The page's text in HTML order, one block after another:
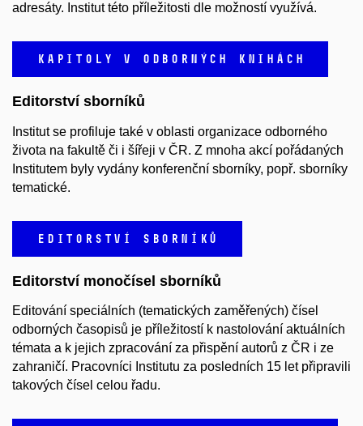
adresáty. Institut této příležitosti dle možností využívá.
KAPITOLY V ODBORNÝCH KNIHÁCH
Editorství sborníků
Institut se profiluje také v oblasti organizace odborného
života na fakultě či i šířeji v ČR. Z mnoha akcí pořádaných
Institutem byly vydány konferenční sborníky, popř. sborníky
tematické.
EDITORSTVÍ SBORNÍKŮ
Editorství monočísel sborníků
Editování speciálních (tematických zaměřených) čísel
odborných časopisů je příležitostí k nastolování aktuálních
témata a k jejich zpracování za přispění autorů z ČR i ze
zahraničí. Pracovníci Institutu za posledních 15 let připravili
takových čísel celou řadu.